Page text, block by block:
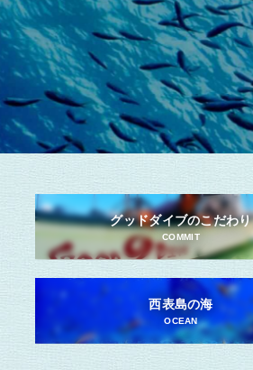
グッドダイブのこだわり
COMMIT
西表島の海
OCEAN